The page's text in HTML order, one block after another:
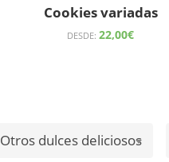
Cookies variadas
DESDE: 22,00€
Otros dulces deliciosos